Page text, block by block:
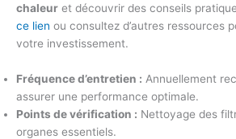
chaleur et découvrir des conseils
ce lien ou consultez d’autres ressources
votre investissement.
Fréquence d’entretien : Annuellement
assurer une performance optimale.
Points de vérification : Nettoyage des
organes essentiels.